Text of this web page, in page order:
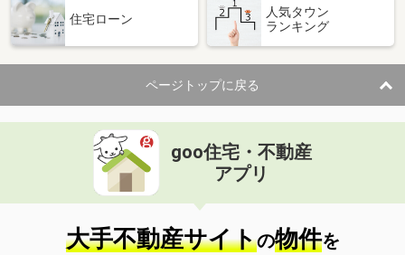
住宅ローン
人気タウン
ランキング
ページトップに戻る
goo住宅・不動産
アプリ
大手不動産サイトの物件を